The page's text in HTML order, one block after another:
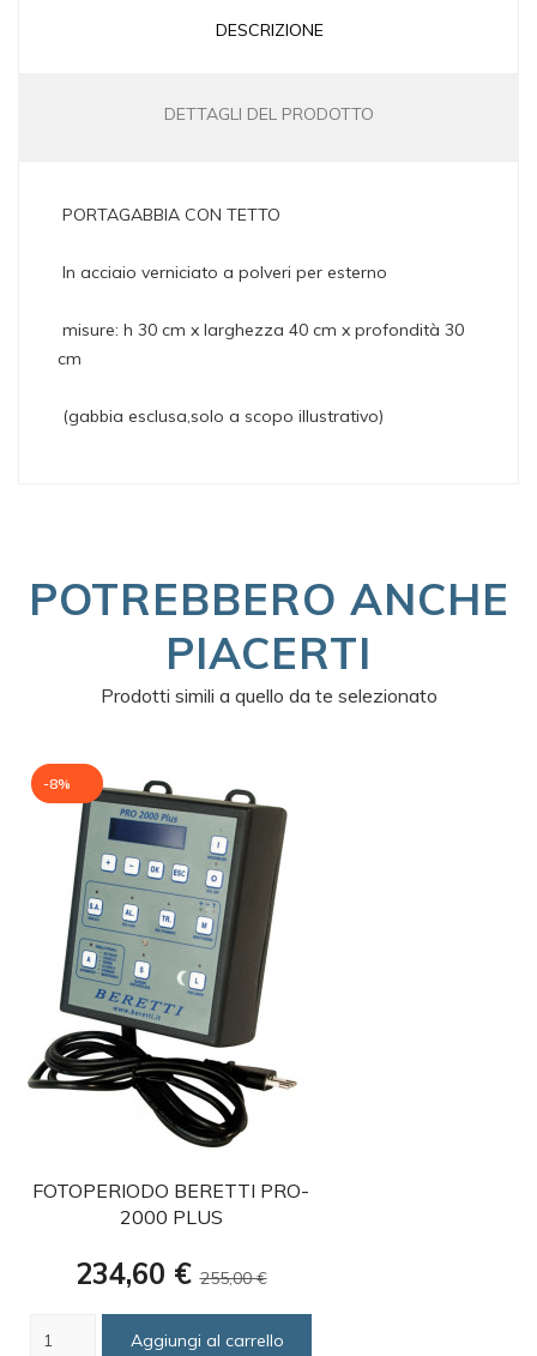
DESCRIZIONE
DETTAGLI DEL PRODOTTO
PORTAGABBIA CON TETTO
In acciaio verniciato a polveri per esterno
misure: h 30 cm x larghezza 40 cm x profondità 30
cm
(gabbia esclusa,solo a scopo illustrativo)
POTREBBERO ANCHE
PIACERTI
Prodotti simili a quello da te selezionato
FOTOPERIODO BERETTI PRO-
2000 PLUS
Prezzo
234,60 € Prezzo
255,00 €
Aggiungi al carrello
-8%